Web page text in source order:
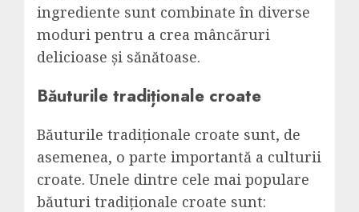
ingrediente sunt combinate în diverse
moduri pentru a crea mâncăruri
delicioase și sănătoase.
Băuturile tradiționale croate
Băuturile tradiționale croate sunt, de
asemenea, o parte importantă a culturii
croate. Unele dintre cele mai populare
băuturi tradiționale croate sunt: